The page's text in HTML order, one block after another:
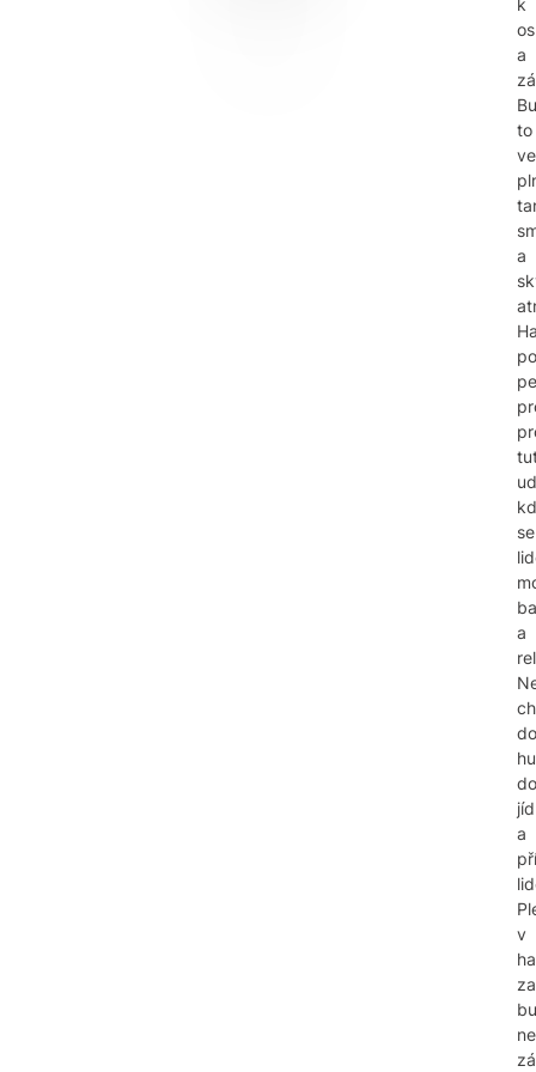
k
a
to
a
se
a
a
v